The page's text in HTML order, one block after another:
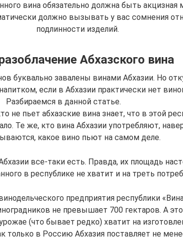
вина обязательно должна быть акцизная
должно вызывать у вас сомнения
подлинности изделий.
Абхазского вина
буквально завалены винами Абхазии. Но
если в Абхазии практически нет
Разбираемся в данной статье.
не пьет абхазские вина знает, что в этой
Те же, кто вина Абхазии употребляют,
какое вино пьют на самом деле.
все-таки есть. Правда, их площадь
в республике не хватит и на треть
предприятия республики
не превышает 700 гектаров. А
(что бывает редко) хватит на
только в Россию Абхазия поставляет не